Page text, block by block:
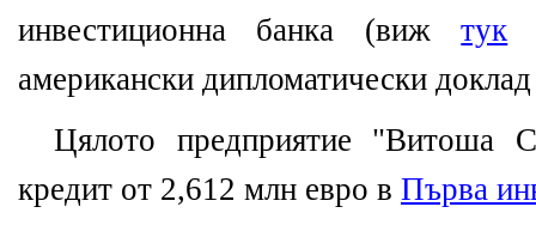
инвестиционна банка (вижтук
американски дипломатически
Цялото предприятие "Витоша
кредит от 2,612 млн евро в Първа